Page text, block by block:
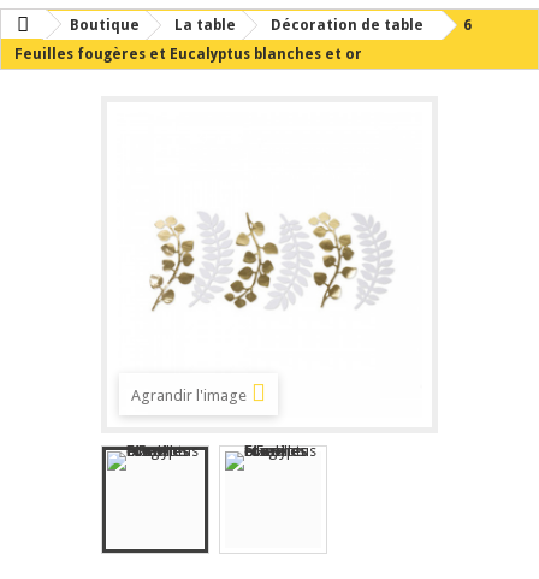
Boutique La table Décoration de table
6
Feuilles fougères et Eucalyptus blanches et or
Agrandir l'image